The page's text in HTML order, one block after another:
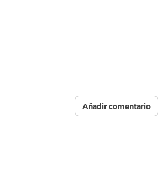
Añadir comentario